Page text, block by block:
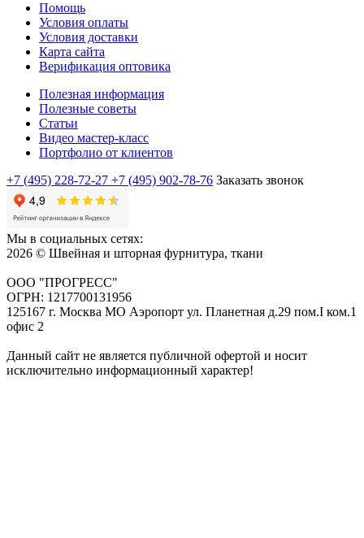
Помощь
Условия оплаты
Условия доставки
Карта сайта
Верификация оптовика
Полезная информация
Полезные советы
Статьи
Видео мастер-класс
Портфолио от клиентов
+7 (495) 228-72-27 +7 (495) 902-78-76 Заказать звонок
Мы в социальных сетях:
2026 © Швейная и шторная фурнитура, ткани
ООО "ПРОГРЕСС"
ОГРН: 1217700131956
125167 г. Москва МО Аэропорт ул. Планетная д.29 пом.I ком.1
офис 2
Данный сайт не является публичной офертой и носит
исключительно информационный характер!